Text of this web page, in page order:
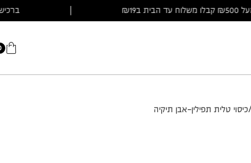
ברכישה מעל ₪500 קבלו משלוח עד הבית ב₪19
כיסוי טלית תפילין-אבן תיקיה